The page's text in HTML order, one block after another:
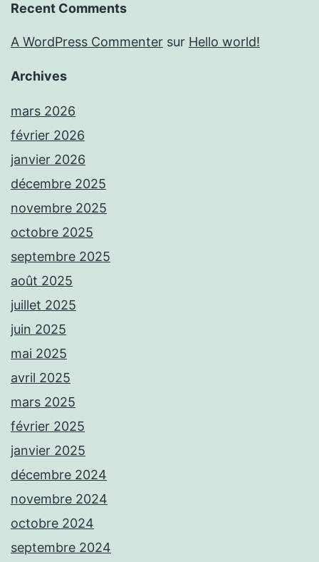
Recent Comments
A WordPress Commenter sur Hello world!
Archives
mars 2026
février 2026
janvier 2026
décembre 2025
novembre 2025
octobre 2025
septembre 2025
août 2025
juillet 2025
juin 2025
mai 2025
avril 2025
mars 2025
février 2025
janvier 2025
décembre 2024
novembre 2024
octobre 2024
septembre 2024